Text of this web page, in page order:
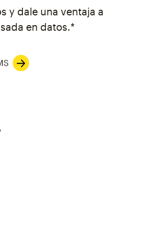
y dale una ventaja a
en datos.*